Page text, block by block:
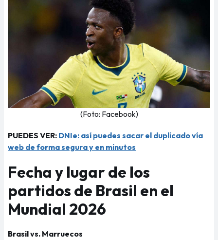
(Foto: Facebook)
PUEDES VER: DNIe: así puedes sacar el duplicado vía
web de forma segura y en minutos
Fecha y lugar de los
partidos de Brasil en el
Mundial 2026
Brasil vs. Marruecos